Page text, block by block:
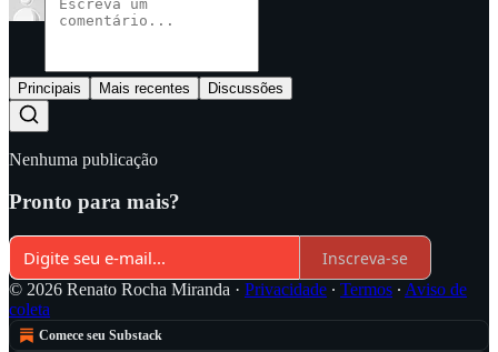
Principais Mais recentes Discussões
Nenhuma publicação
Pronto para mais?
Inscreva-se
© 2026 Renato Rocha Miranda · Privacidade ∙ Termos ∙ Aviso de
coleta
Comece seu Substack